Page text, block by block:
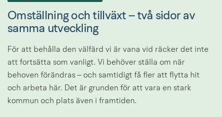
Omställning och tillväxt – två sidor av
samma utveckling
För att behålla den välfärd vi är vana vid räcker det inte
att fortsätta som vanligt. Vi behöver ställa om när
behoven förändras – och samtidigt få fler att flytta hit
och arbeta här. Det är grunden för att vara en stark
kommun och plats även i framtiden.